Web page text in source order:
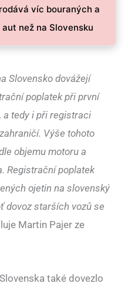
víc bouraných a
než na Slovensku
Slovensko dovážejí
poplatek při první
a tedy i při registraci
Výše tohoto
objemu motoru a
Registrační poplatek
ojetin na slovenský
dovoz starších vozů se
Martin Pajer ze
také dovezlo